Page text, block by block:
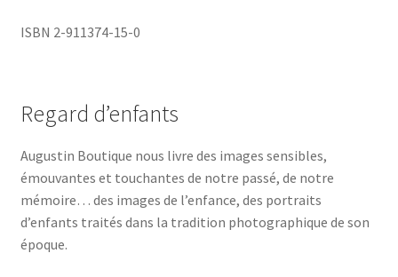
ISBN 2-911374-15-0
Regard d’enfants
Augustin Boutique nous livre des images sensibles,
émouvantes et touchantes de notre passé, de notre
mémoire… des images de l’enfance, des portraits
d’enfants traités dans la tradition photographique de son
époque.